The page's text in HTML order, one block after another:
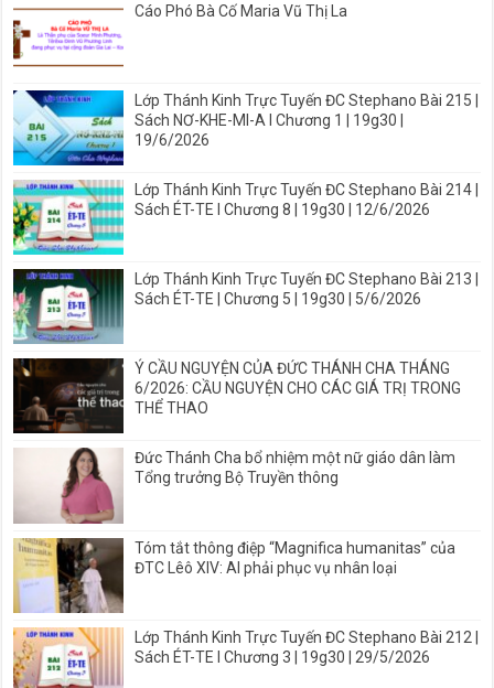
Cáo Phó Bà Cố Maria Vũ Thị La
Lớp Thánh Kinh Trực Tuyến ĐC Stephano Bài 215 |
Sách NƠ-KHE-MI-A I Chương 1 | 19g30 |
19/6/2026
Lớp Thánh Kinh Trực Tuyến ĐC Stephano Bài 214 |
Sách ÉT-TE I Chương 8 | 19g30 | 12/6/2026
Lớp Thánh Kinh Trực Tuyến ĐC Stephano Bài 213 |
Sách ÉT-TE | Chương 5 | 19g30 | 5/6/2026
Ý CẦU NGUYỆN CỦA ĐỨC THÁNH CHA THÁNG
6/2026: CẦU NGUYỆN CHO CÁC GIÁ TRỊ TRONG
THỂ THAO
Đức Thánh Cha bổ nhiệm một nữ giáo dân làm
Tổng trưởng Bộ Truyền thông
Tóm tắt thông điệp “Magnifica humanitas” của
ĐTC Lêô XIV: AI phải phục vụ nhân loại
Lớp Thánh Kinh Trực Tuyến ĐC Stephano Bài 212 |
Sách ÉT-TE I Chương 3 | 19g30 | 29/5/2026